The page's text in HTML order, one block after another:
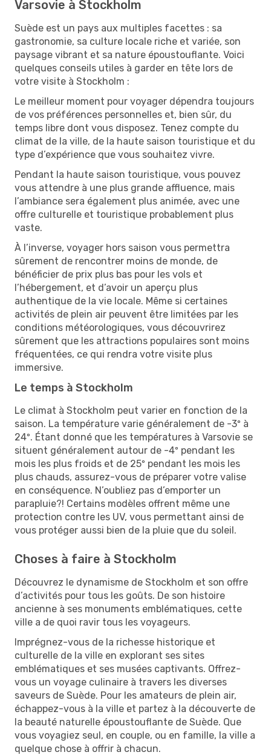
Varsovie à Stockholm
Suède est un pays aux multiples facettes : sa
gastronomie, sa culture locale riche et variée, son
paysage vibrant et sa nature époustouflante. Voici
quelques conseils utiles à garder en tête lors de
votre visite à Stockholm :
Le meilleur moment pour voyager dépendra toujours
de vos préférences personnelles et, bien sûr, du
temps libre dont vous disposez. Tenez compte du
climat de la ville, de la haute saison touristique et du
type d’expérience que vous souhaitez vivre.
Pendant la haute saison touristique, vous pouvez
vous attendre à une plus grande affluence, mais
l’ambiance sera également plus animée, avec une
offre culturelle et touristique probablement plus
vaste.
À l’inverse, voyager hors saison vous permettra
sûrement de rencontrer moins de monde, de
bénéficier de prix plus bas pour les vols et
l’hébergement, et d’avoir un aperçu plus
authentique de la vie locale. Même si certaines
activités de plein air peuvent être limitées par les
conditions météorologiques, vous découvrirez
sûrement que les attractions populaires sont moins
fréquentées, ce qui rendra votre visite plus
immersive.
Le temps à Stockholm
Le climat à Stockholm peut varier en fonction de la
saison. La température varie généralement de -3º à
24º. Étant donné que les températures à Varsovie se
situent généralement autour de -4º pendant les
mois les plus froids et de 25º pendant les mois les
plus chauds, assurez-vous de préparer votre valise
en conséquence. N’oubliez pas d’emporter un
parapluie?! Certains modèles offrent même une
protection contre les UV, vous permettant ainsi de
vous protéger aussi bien de la pluie que du soleil.
Choses à faire à Stockholm
Découvrez le dynamisme de Stockholm et son offre
d’activités pour tous les goûts. De son histoire
ancienne à ses monuments emblématiques, cette
ville a de quoi ravir tous les voyageurs.
Imprégnez-vous de la richesse historique et
culturelle de la ville en explorant ses sites
emblématiques et ses musées captivants. Offrez-
vous un voyage culinaire à travers les diverses
saveurs de Suède. Pour les amateurs de plein air,
échappez-vous à la ville et partez à la découverte de
la beauté naturelle époustouflante de Suède. Que
vous voyagiez seul, en couple, ou en famille, la ville a
quelque chose à offrir à chacun.